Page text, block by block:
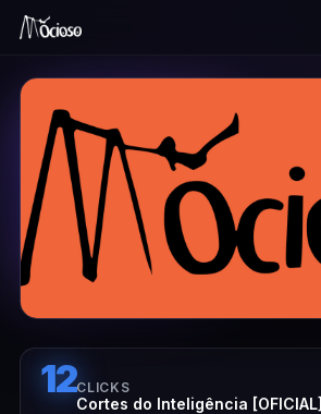
12CLICKS
Cortes do Inteligência [OFICIAL]